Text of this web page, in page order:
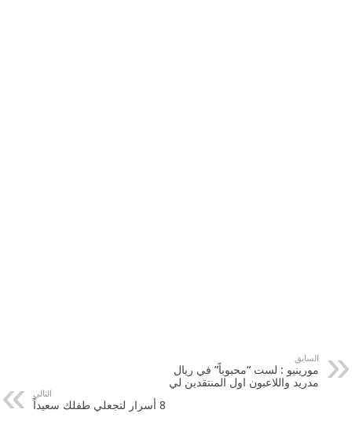
السابق
مورينيو : لست “محبوباً” في ريال
مدريد واللاعبون اول المنتقدين لي
التالي
8 أسرار لتجعلي طفلك سعيداً